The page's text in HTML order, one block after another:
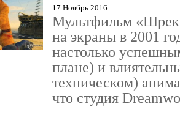
17 Ноябрь 2016
Мультфильм
на экраны в 2001
настолько
плане) и
техническом)
что студия